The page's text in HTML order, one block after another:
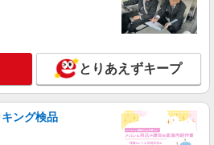
金10万円支給(規定有) お友達を紹介
ンセンティブ支給(規定有) ★月2回払
い可能（規程有）★ ゜・。○。・゜
・゜+゜
詳細を見る
】の携帯販売スタッフ
とりあえずキープ
ング検品